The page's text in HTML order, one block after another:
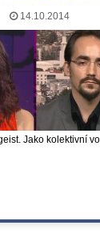
14.10.2014
Jako kolektivní